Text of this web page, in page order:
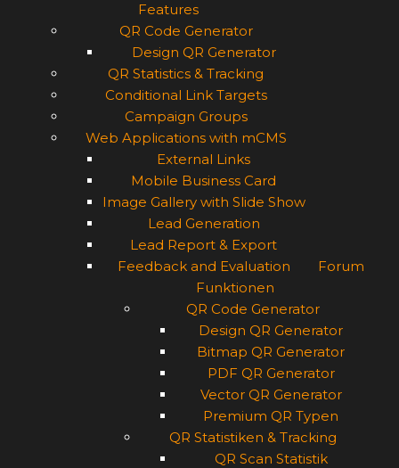
Features
QR Code Generator
Design QR Generator
QR Statistics & Tracking
Conditional Link Targets
Campaign Groups
Web Applications with mCMS
External Links
Mobile Business Card
Image Gallery with Slide Show
Lead Generation
Lead Report & Export
Feedback and Evaluation
Forum
Funktionen
QR Code Generator
Design QR Generator
Bitmap QR Generator
PDF QR Generator
Vector QR Generator
Premium QR Typen
QR Statistiken & Tracking
QR Scan Statistik